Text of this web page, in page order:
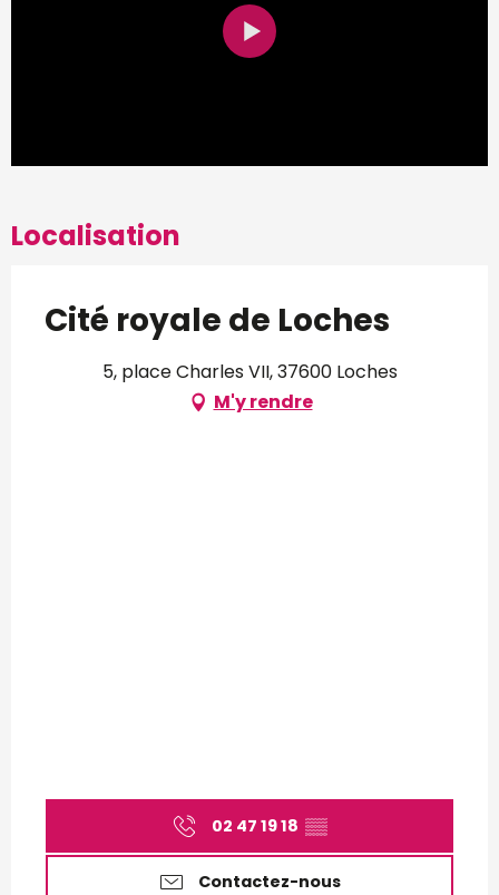
Localisation
Cité royale de Loches
5, place Charles VII, 37600 Loches
M'y rendre
02 47 19 18 ▒▒
Contactez-nous